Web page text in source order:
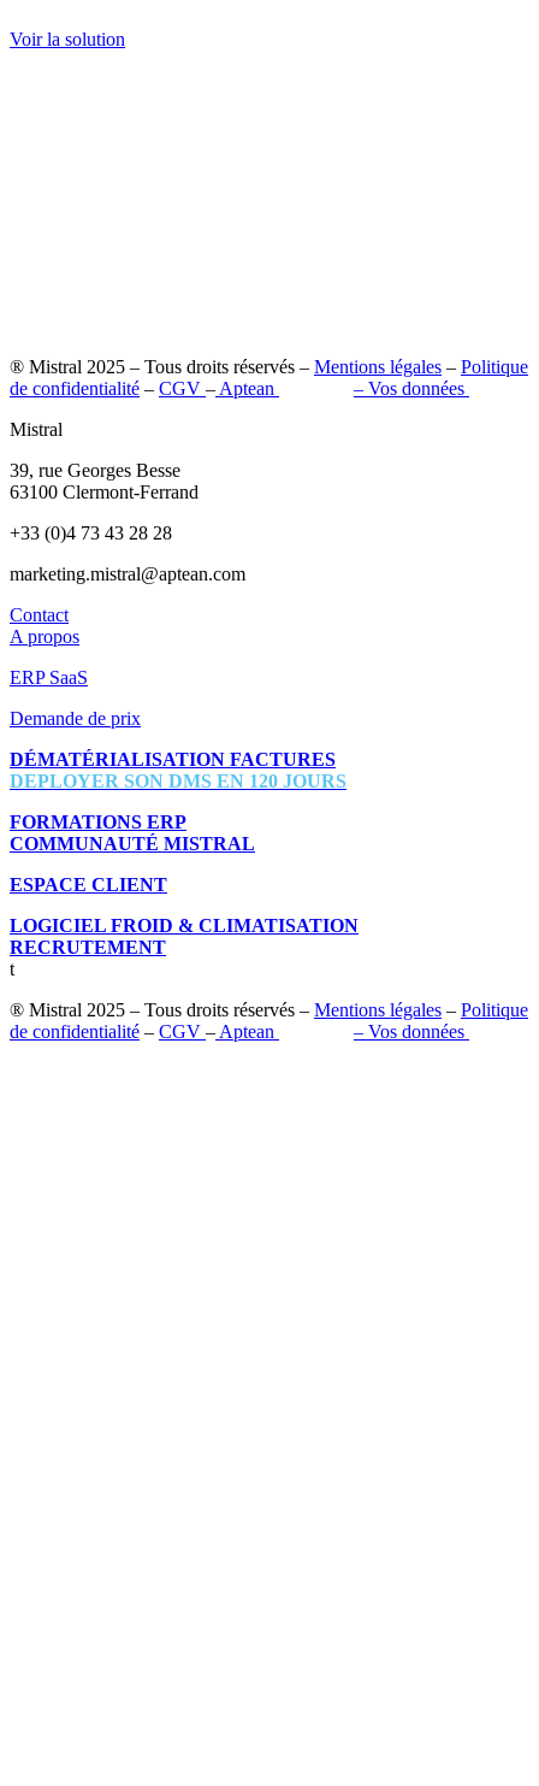
Voir la solution
® Mistral 2025 – Tous droits réservés – Mentions légales – Politique
de confidentialité – CGV – Aptean – Vos données
Mistral
39, rue Georges Besse
63100 Clermont-Ferrand
+33 (0)4 73 43 28 28
marketing.mistral@aptean.com
Contact
A propos
ERP SaaS
Demande de prix
DÉMATÉRIALISATION FACTURES
DEPLOYER SON DMS EN 120 JOURS
FORMATIONS ERP
COMMUNAUTÉ MISTRAL
ESPACE CLIENT
LOGICIEL FROID & CLIMATISATION
RECRUTEMENT
t
® Mistral 2025 – Tous droits réservés – Mentions légales – Politique
de confidentialité – CGV – Aptean – Vos données